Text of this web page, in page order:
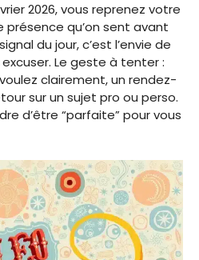
2026, vous reprenez votre
qu’on sent avant
du jour, c’est l’envie de
Le geste à tenter :
clairement, un rendez-
sur un sujet pro ou perso.
d’être “parfaite” pour vous